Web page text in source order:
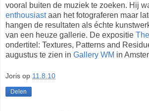
vooral buiten de muziek te zoeken. Hij
enthousiastaan het fotograferen maar
hangen de resultaten als échte
van een heuze gallerie. De expositie
ondertitel: Textures, Patterns and
augustus te zien in Gallery WM in
Joris op 11.8.10
Delen